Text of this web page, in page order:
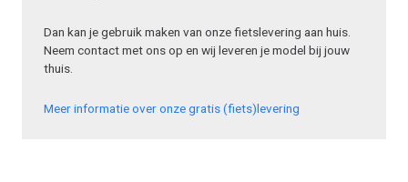
Dan kan je gebruik maken van onze fietslevering aan huis.
Neem contact met ons op en wij leveren je model bij jouw
thuis.
Meer informatie over onze gratis (fiets)levering